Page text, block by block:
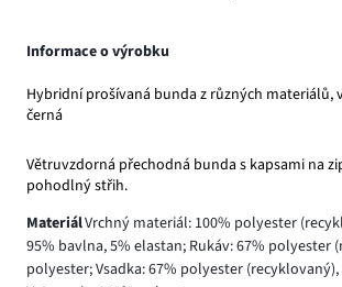
Informace o výrobku
Hybridní prošívaná bunda z různých materiálů,
černá
Větruvzdorná přechodná bunda s kapsami na
pohodlný střih.
MateriálVrchný materiál: 100% polyester
95% bavlna, 5% elastan; Rukáv: 67% polyester
polyester; Vsadka: 67% polyester